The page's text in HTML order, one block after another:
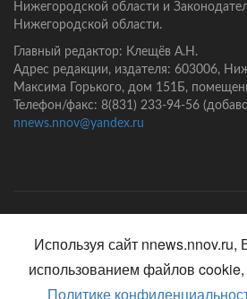
Нижегородской области и
Нижегородской области.
Главный редактор: Клещёв А.Н.
Адрес редакции, издателя: 603006,
Максима Горького, дом 151Б,
Телефон/факс: 8(831) 233-94-56
nnews.nnov@yandex.ru
Используя сайт nnews.nnov.ru,
использованием файлов
Политике